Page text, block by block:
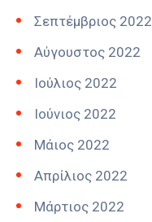
Σεπτέμβριος 2022
Αύγουστος 2022
Ιούλιος 2022
Ιούνιος 2022
Μάιος 2022
Απρίλιος 2022
Μάρτιος 2022